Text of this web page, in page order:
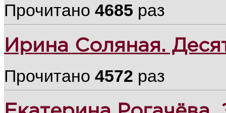
Прочитано 4685 раз
Ирина Соляная.
Прочитано 4572 раз